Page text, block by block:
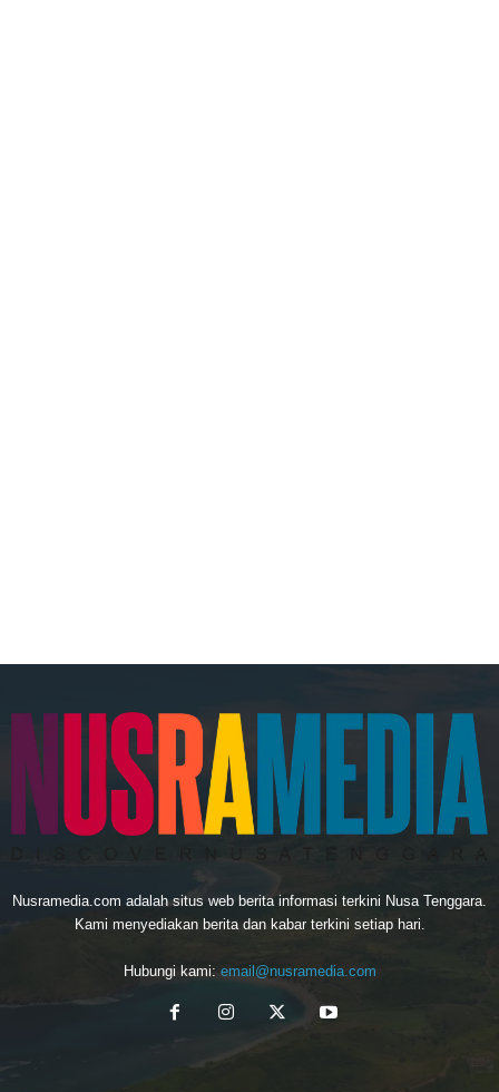
Nusramedia.com adalah situs web berita informasi terkini Nusa Tenggara.
Kami menyediakan berita dan kabar terkini setiap hari.
Hubungi kami: email@nusramedia.com